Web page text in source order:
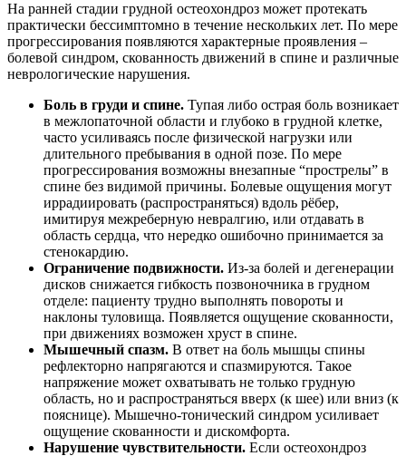
На ранней стадии грудной остеохондроз может протекать
практически бессимптомно в течение нескольких лет. По мере
прогрессирования появляются характерные проявления –
болевой синдром, скованность движений в спине и различные
неврологические нарушения.
Боль в груди и спине. Тупая либо острая боль возникает
в межлопаточной области и глубоко в грудной клетке,
часто усиливаясь после физической нагрузки или
длительного пребывания в одной позе. По мере
прогрессирования возможны внезапные “прострелы” в
спине без видимой причины. Болевые ощущения могут
иррадиировать (распространяться) вдоль рёбер,
имитируя межреберную невралгию, или отдавать в
область сердца, что нередко ошибочно принимается за
стенокардию.
Ограничение подвижности. Из-за болей и дегенерации
дисков снижается гибкость позвоночника в грудном
отделе: пациенту трудно выполнять повороты и
наклоны туловища. Появляется ощущение скованности,
при движениях возможен хруст в спине.
Мышечный спазм. В ответ на боль мышцы спины
рефлекторно напрягаются и спазмируются. Такое
напряжение может охватывать не только грудную
область, но и распространяться вверх (к шее) или вниз (к
пояснице). Мышечно-тонический синдром усиливает
ощущение скованности и дискомфорта.
Нарушение чувствительности. Если остеохондроз